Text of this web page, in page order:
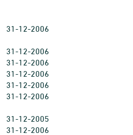
31-12-2006
31-12-2006
31-12-2006
31-12-2006
31-12-2006
31-12-2006
31-12-2005
31-12-2006